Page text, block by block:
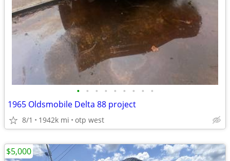
• • • • • • • • •
1965 Oldsmobile Delta 88 project
8/1 1942k mi otp west
$5,000